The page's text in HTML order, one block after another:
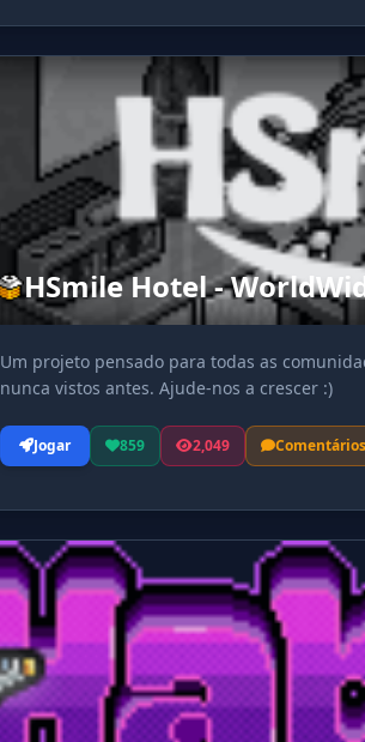
HSmile Hotel -
Um projeto pensado para todas as
nunca vistos antes. Ajude-nos a crescer :)
Jogar 859 2,049 Comentários